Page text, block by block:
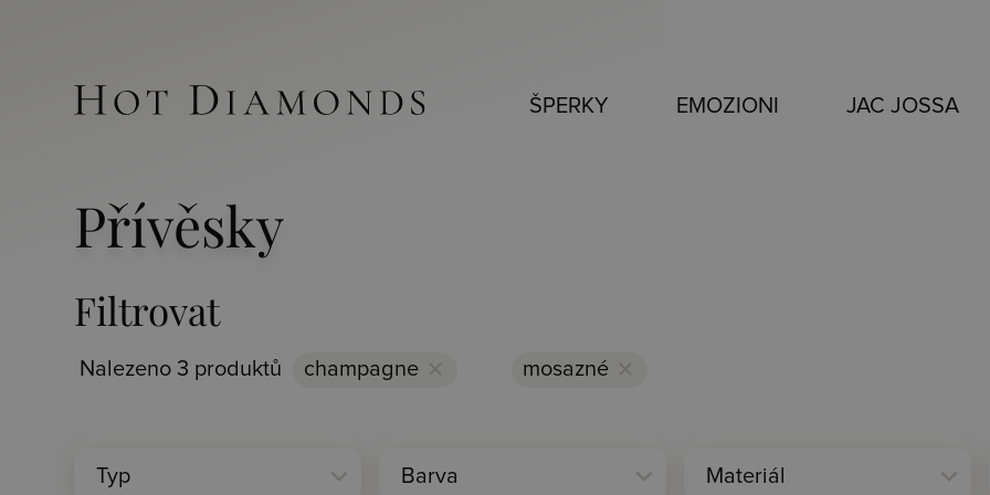
ŠPERKY EMOZIONI JAC JOSSA
Přívěsky
Filtrovat
Nalezeno 3 produktů champagne clear mosazné clear
expand_more
Typ expand_more
Barva expand_more
Materiál